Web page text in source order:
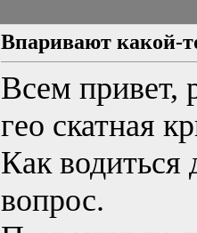
Впаривают какой-
Всем привет,
гео скатная
Как водиться
вопрос.